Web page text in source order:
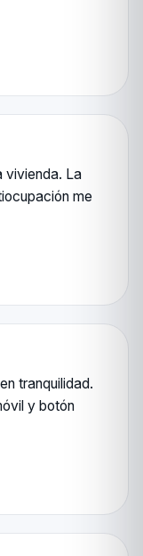
vivienda. La
me
tranquilidad.
y botón